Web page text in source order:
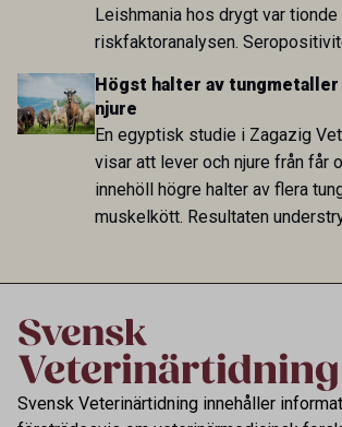
Leishmania hos drygt var tionde
riskfaktoranalysen.
hög i Zarqa och statistiskt
annat stallhållning. Resultaten
har exponerats för parasiten –
fungerar som reservoarer eller
smittspridning.
Högst halter av
njure
En egyptisk studie i Zagazig
visar att lever och njure från får
innehöll högre halter av flera
muskelkött. Resultaten
Svensk Veterinärtidning innehåller